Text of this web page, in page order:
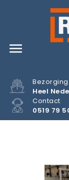

Bezorging
Heel
Contact
0519 79